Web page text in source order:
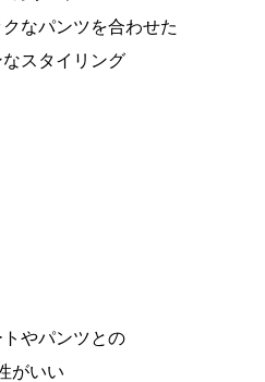
なパンツを合わせた
スタイリング
やパンツとの
がいい